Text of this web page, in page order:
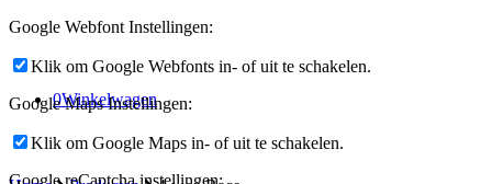
0Winkelwagen
Google Webfont Instellingen:
Klik om Google Webfonts in- of uit te schakelen.
Google Maps Instellingen:
Klik om Google Maps in- of uit te schakelen.
Google reCaptcha instellingen: